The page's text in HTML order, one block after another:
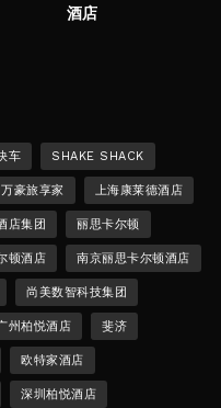
酒店
车 SHAKE SHACK
万豪旅享家 上海康莱德酒店
店集团 丽思卡尔顿
顿酒店 南京丽思卡尔顿酒店
尚美数智科技集团
州柏悦酒店 斐济
欧特家酒店
深圳柏悦酒店